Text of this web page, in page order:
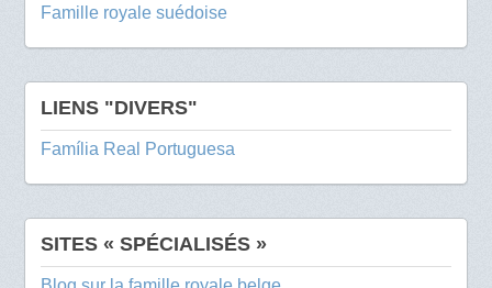
Famille royale suédoise
LIENS "DIVERS"
Família Real Portuguesa
SITES « SPÉCIALISÉS »